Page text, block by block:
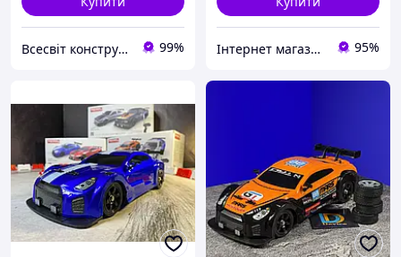
Всесвіт конструкторів 99% Інтернет магазин - Маркет 95%